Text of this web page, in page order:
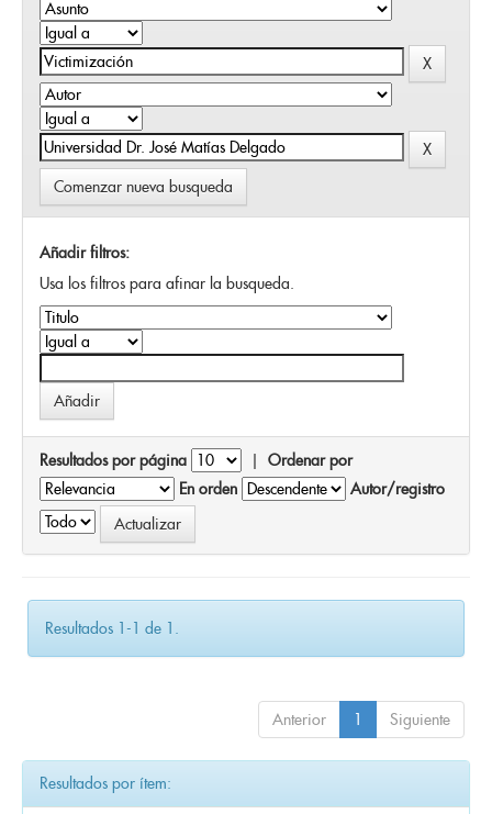
Comenzar nueva busqueda
Añadir filtros:
Usa los filtros para afinar la busqueda.
Resultados por página | Ordenar por
En orden
Autor/registro
Resultados 1-1 de 1.
Anterior 1 Siguiente
Resultados por ítem: